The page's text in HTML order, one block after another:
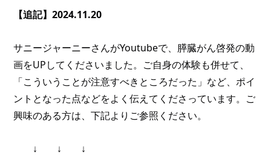
【追記】2024.11.20
サニージャーニーさんがYoutubeで、膵臓がん啓発の動
画をUPしてくださいました。ご自身の体験も併せて、
「こういうことが注意すべきところだった」など、ポイ
ントとなった点などをよく伝えてくださっています。ご
興味のある方は、下記よりご参照ください。
↓　　↓　　↓